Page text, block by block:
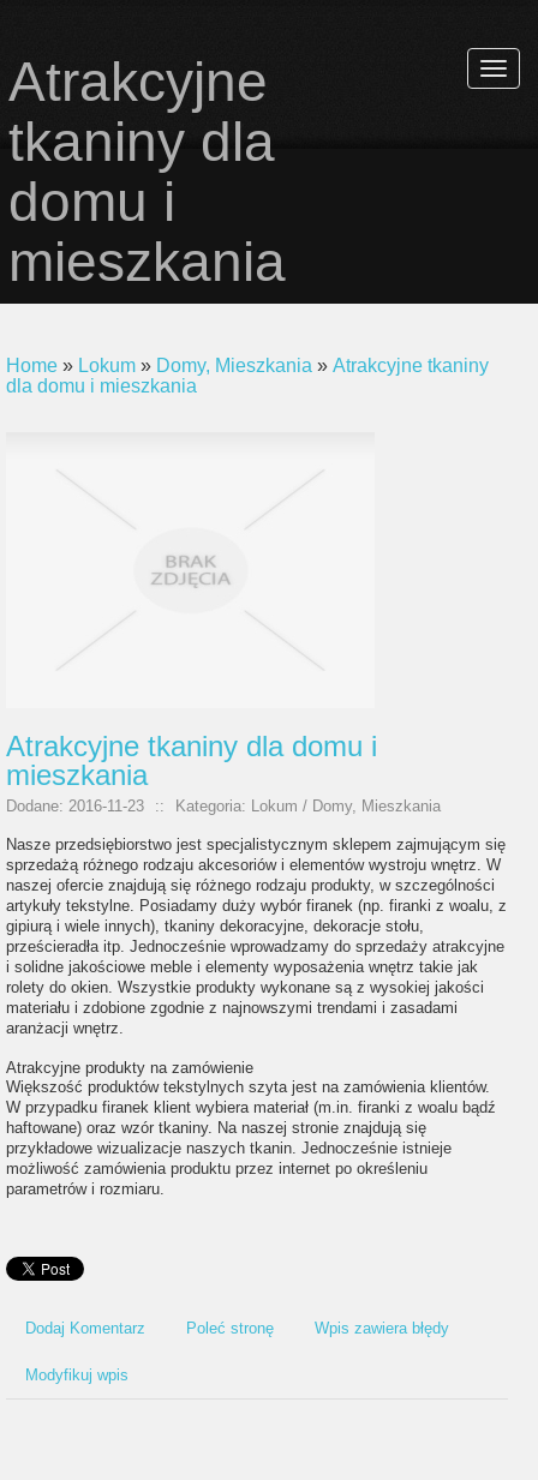
Atrakcyjne
tkaniny dla
domu i
mieszkania
Home » Lokum » Domy, Mieszkania » Atrakcyjne tkaniny
dla domu i mieszkania
Atrakcyjne tkaniny dla domu i
mieszkania
Dodane: 2016-11-23 :: Kategoria: Lokum / Domy, Mieszkania
Nasze przedsiębiorstwo jest specjalistycznym sklepem zajmującym się
sprzedażą różnego rodzaju akcesoriów i elementów wystroju wnętrz. W
naszej ofercie znajdują się różnego rodzaju produkty, w szczególności
artykuły tekstylne. Posiadamy duży wybór firanek (np. firanki z woalu, z
gipiurą i wiele innych), tkaniny dekoracyjne, dekoracje stołu,
prześcieradła itp. Jednocześnie wprowadzamy do sprzedaży atrakcyjne
i solidne jakościowe meble i elementy wyposażenia wnętrz takie jak
rolety do okien. Wszystkie produkty wykonane są z wysokiej jakości
materiału i zdobione zgodnie z najnowszymi trendami i zasadami
aranżacji wnętrz.
Atrakcyjne produkty na zamówienie
Większość produktów tekstylnych szyta jest na zamówienia klientów.
W przypadku firanek klient wybiera materiał (m.in. firanki z woalu bądź
haftowane) oraz wzór tkaniny. Na naszej stronie znajdują się
przykładowe wizualizacje naszych tkanin. Jednocześnie istnieje
możliwość zamówienia produktu przez internet po określeniu
parametrów i rozmiaru.
Dodaj Komentarz Poleć stronę Wpis zawiera błędy
Modyfikuj wpis